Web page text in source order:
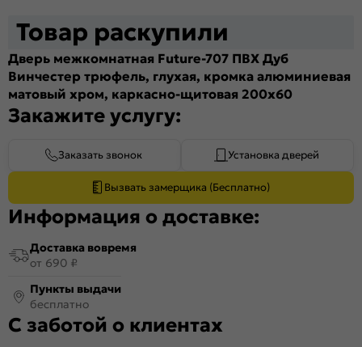
Товар раскупили
Дверь межкомнатная Future-707 ПВХ Дуб
Винчестер трюфель, глухая, кромка алюминиевая
матовый хром, каркасно-щитовая 200x60
Закажите услугу:
Заказать звонок Установка дверей
Вызвать замерщика (Бесплатно)
Информация о доставке:
Доставка вовремя
от 690 ₽
Пункты выдачи
бесплатно
С заботой о клиентах